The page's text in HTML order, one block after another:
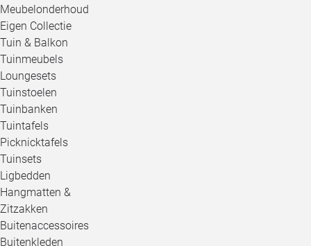
Meubelonderhoud
Eigen Collectie
Tuin & Balkon
Tuinmeubels
Loungesets
Tuinstoelen
Tuinbanken
Tuintafels
Picknicktafels
Tuinsets
Ligbedden
Hangmatten &
Zitzakken
Buitenaccessoires
Buitenkleden